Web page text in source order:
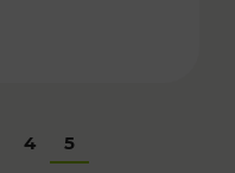
4 5